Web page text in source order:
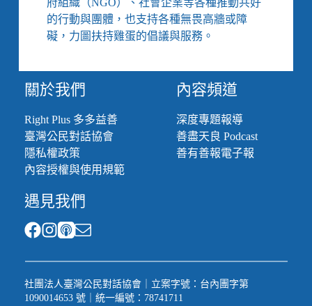
府組織（NGO）、社會企業等各種推動共好
的行動與團體，也支持各種無畏高牆或障
礙，力圖扶持雞蛋的倡議與服務。
關於我們
Right Plus 多多益善
臺灣公民對話協會
隱私權政策
內容授權與使用規範
內容頻道
深度專題報導
善盡天良 Podcast
善有善報電子報
遇見我們
社團法人臺灣公民對話協會｜立案字號：台內團字第
1090014653 號｜統一編號：78741711